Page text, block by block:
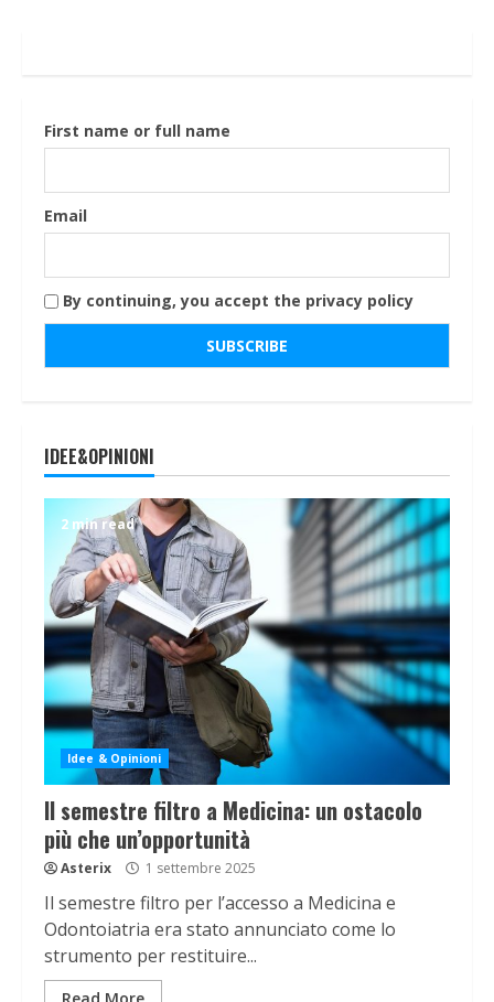
First name or full name
Email
By continuing, you accept the privacy policy
IDEE&OPINIONI
2 min read
Idee & Opinioni
Il semestre filtro a Medicina: un ostacolo
più che un’opportunità
Asterix 1 settembre 2025
Il semestre filtro per l’accesso a Medicina e
Odontoiatria era stato annunciato come lo
strumento per restituire...